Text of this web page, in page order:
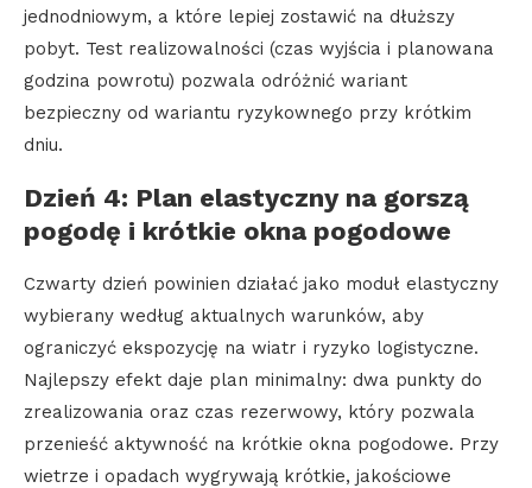
jednodniowym, a które lepiej zostawić na dłuższy
pobyt. Test realizowalności (czas wyjścia i planowana
godzina powrotu) pozwala odróżnić wariant
bezpieczny od wariantu ryzykownego przy krótkim
dniu.
Dzień 4: Plan elastyczny na gorszą
pogodę i krótkie okna pogodowe
Czwarty dzień powinien działać jako moduł elastyczny
wybierany według aktualnych warunków, aby
ograniczyć ekspozycję na wiatr i ryzyko logistyczne.
Najlepszy efekt daje plan minimalny: dwa punkty do
zrealizowania oraz czas rezerwowy, który pozwala
przenieść aktywność na krótkie okna pogodowe. Przy
wietrze i opadach wygrywają krótkie, jakościowe